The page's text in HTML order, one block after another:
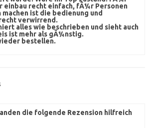
recht einfach, fÃ¼r Personen
ist die bedienung und
verwirrend.
alles wie beschrieben und sieht auch
ist mehr als gÃ¼nstig.
bestellen.
die folgende Rezension hilfreich